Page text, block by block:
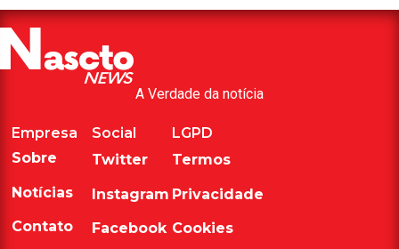
A Verdade da notícia
Empresa
Sobre
Notícias
Contato
Social
Twitter
Instagram
Facebook
LGPD
Termos
Privacidade
Cookies